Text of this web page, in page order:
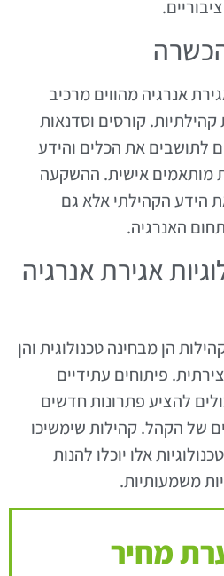
אנרגיה מהווים מרכיב
קורסים וסדנאות
לתושבים את הכלים והידע
מותאמים אישית. ההשקעה
הידע הקהילתי אלא גם
האנרגיה.
אגירת אנרגיה
הן מבחינה טכנולוגית והן
פיתוחים עתידיים
להציע פתרונות חדשים
של הקהל. קהילות שימשיכו
אלו יוכלו להנות
משמעותיות.
מחיר